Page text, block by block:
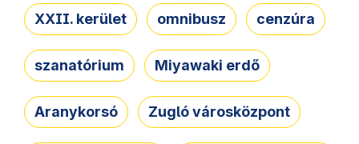
XXII. kerület omnibusz cenzúra
szanatórium Miyawaki erdő
Aranykorsó Zugló városközpont